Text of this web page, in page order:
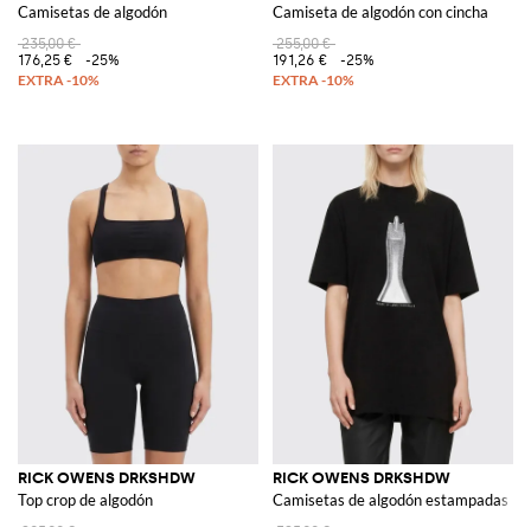
Camisetas de algodón
235,00 €
176,25 €
-25%
Camiseta de algodón con cincha
255,00 €
191,26 €
-25%
RICK OWENS DRKSHDW
Top crop de algodón
RICK OWENS DRKSHDW
Camisetas de algodón estampadas